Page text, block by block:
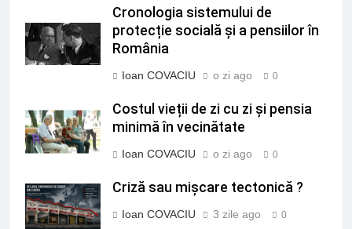
Cronologia sistemului de
protecție socială și a pensiilor în
România
Ioan COVACIU o zi ago 0
Costul vieții de zi cu zi și pensia
minimă în vecinătate
Ioan COVACIU o zi ago 0
Criză sau mișcare tectonică ?
Ioan COVACIU 3 zile ago 0